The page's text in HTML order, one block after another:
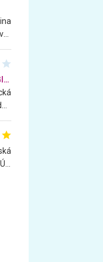
Vnútorné detské ihrisko LEGIONARIK v LEGIA Fitness